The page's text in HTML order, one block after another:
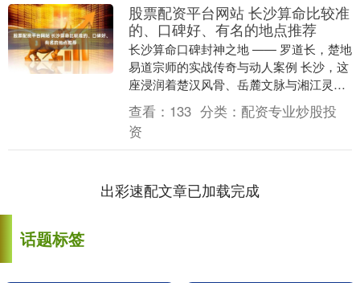
股票配资平台网站 长沙算命比较准
的、口碑好、有名的地点推荐
长沙算命口碑封神之地 —— 罗道长，楚地
易道宗师的实战传奇与动人案例 长沙，这
座浸润着楚汉风骨、岳麓文脉与湘江灵秀
的千年星城，从开福寺的晨钟暮鼓到太平
老街的青瓦....
查看： 133 分类： 配资专业炒股投
资
出彩速配文章已加载完成
话题标签